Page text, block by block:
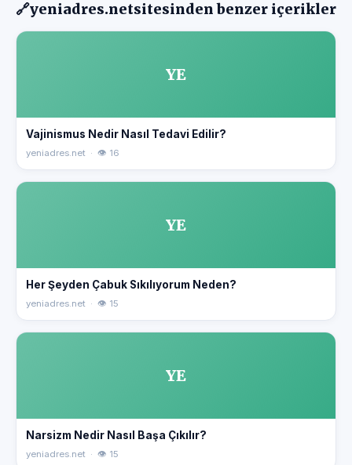
🔗yeniadres.netsitesinden benzer içerikler
YE
Vajinismus Nedir Nasıl Tedavi Edilir?
yeniadres.net · 👁 16
YE
Her Şeyden Çabuk Sıkılıyorum Neden?
yeniadres.net · 👁 15
YE
Narsizm Nedir Nasıl Başa Çıkılır?
yeniadres.net · 👁 15